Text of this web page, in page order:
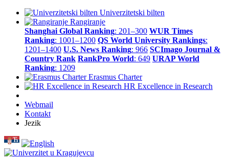
Univerzitetski bilten
Rangiranje
Shanghai Global Ranking: 201–300 WUR Times
Ranking: 1001–1200 QS World University Rankings:
1201–1400 U.S. News Ranking: 966 SCImago Journal &
Country Rank RankPro World: 649 URAP World
Ranking: 1209
Erasmus Charter
HR Excellence in Research
Webmail
Kontakt
Jezik